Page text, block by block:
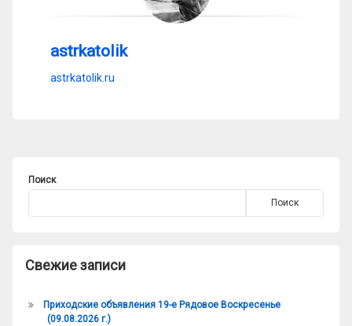
astrkatolik
astrkatolik.ru
Поиск
Поиск
Свежие записи
Приходские объявления 19-е Рядовое Воскресенье
(09.08.2026 г.)